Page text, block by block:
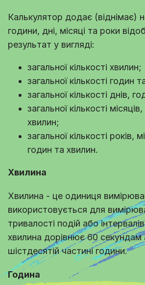
Калькулятор додає (віднімає)
години, дні, місяці та роки
результат у вигляді:
загальної кількості хвилин;
загальної кількості годин
загальної кількості днів,
загальної кількості
хвилин;
загальної кількості років,
годин та хвилин.
Хвилина
Хвилина - це одиниця
використовується для
тривалості подій або
хвилина дорівнює 60 секундам
шістдесятій частині години.
Година